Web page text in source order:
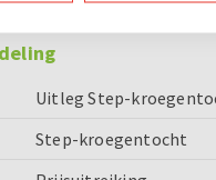
Uitleg Step-
Step-kroegentocht